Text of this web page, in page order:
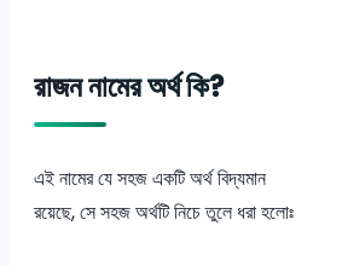
রাজন নামের অর্থ কি?
এই নামের যে সহজ একটি অর্থ বিদ্যমান
রয়েছে, সে সহজ অর্থটি নিচে তুলে ধরা হলোঃ